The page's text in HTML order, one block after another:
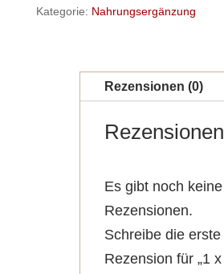
und
Kategorie: Nahrungsergänzung
Rezensionen (0)
Rezensionen
Es gibt noch keine
Rezensionen.
Schreibe die erste
Rezension für „1 x